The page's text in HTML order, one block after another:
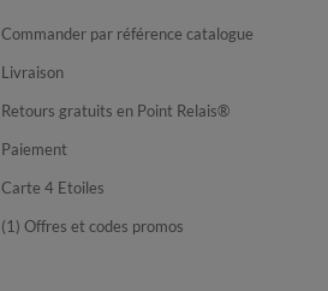
Commander par référence catalogue
Livraison
Retours gratuits en Point Relais®
Paiement
Carte 4 Etoiles
(1) Offres et codes promos